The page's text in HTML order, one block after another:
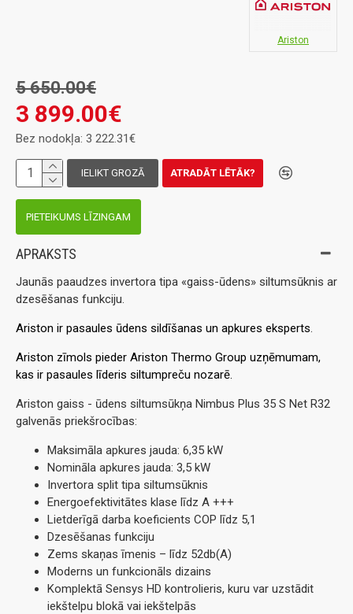
Ariston
3 899.00€
5 650.00€
Bez nodokļa: 3 222.31€
IELIKT GROZĀ ATRADĀT LĒTĀK?
PIETEIKUMS LĪZINGAM
APRAKSTS
Jaunās paaudzes invertora tipa «gaiss-ūdens» siltumsūknis ar
dzesēšanas funkciju.
Ariston ir pasaules ūdens sildīšanas un apkures eksperts.
Ariston zīmols pieder Ariston Thermo Group uzņēmumam,
kas ir pasaules līderis siltumpreču nozarē.
Ariston gaiss - ūdens siltumsūkņa Nimbus Plus 35 S Net R32
galvenās priekšrocības:
Maksimāla apkures jauda: 6,35 kW
Nomināla apkures jauda: 3,5 kW
Invertora split tipa siltumsūknis
Energoefektivitātes klase līdz A +++
Lietderīgā darba koeficients COP līdz 5,1
Dzesēšanas funkciju
Zems skaņas īmenis – līdz 52db(A)
Moderns un funkcionāls dizains
Komplektā Sensys HD kontrolieris, kuru var uzstādit
iekštelpu blokā vai iekštelpās